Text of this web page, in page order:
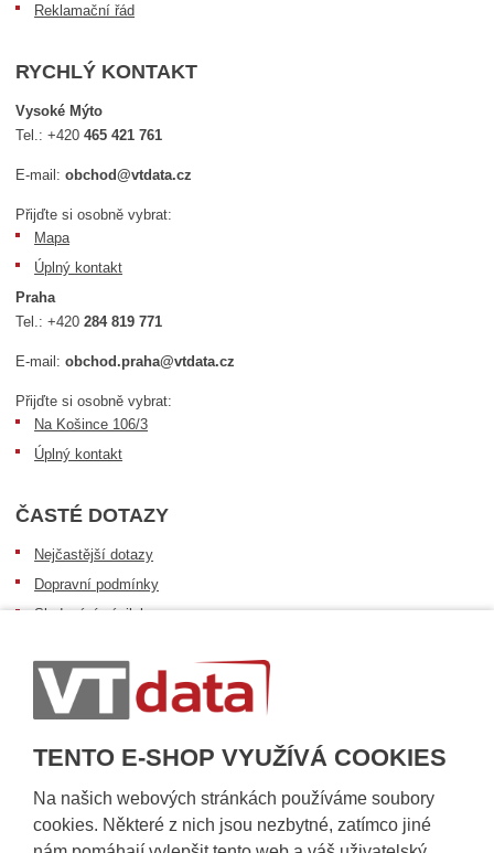
TENTO E-SHOP VYUŽÍVÁ COOKIES
Na našich webových stránkách používáme soubory
cookies. Některé z nich jsou nezbytné, zatímco jiné
Reklamační řád
RYCHLÝ KONTAKT
Vysoké Mýto
Tel.:+420465 421 761
E-mail:obchod@vtdata.cz
Přijďte si osobně vybrat:
Mapa
Úplný kontakt
Praha
Tel.:+420284 819 771
E-mail:obchod.praha@vtdata.cz
Přijďte si osobně vybrat:
Na Košince 106/3
Úplný kontakt
ČASTÉ DOTAZY
Nejčastější dotazy
Dopravní podmínky
Sledování zásilek
Informace k dostupnosti zboží
Obecné informace